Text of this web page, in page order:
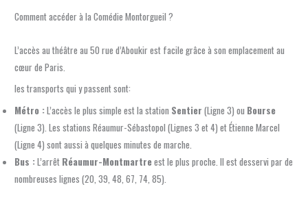
Comment accéder à la Comédie Montorgueil ?
L’accès au théâtre au 50 rue d’Aboukir est facile grâce à son emplacement au
cœur de Paris.
les transports qui y passent sont:
Métro :L’accès le plus simple est la station Sentier (Ligne 3) ou Bourse
(Ligne 3). Les stations Réaumur-Sébastopol (Lignes 3 et 4) et Étienne Marcel
(Ligne 4) sont aussi à quelques minutes de marche.
Bus :L’arrêt Réaumur-Montmartreest le plus proche. Il est desservi par de
nombreuses lignes (20, 39, 48, 67, 74, 85).